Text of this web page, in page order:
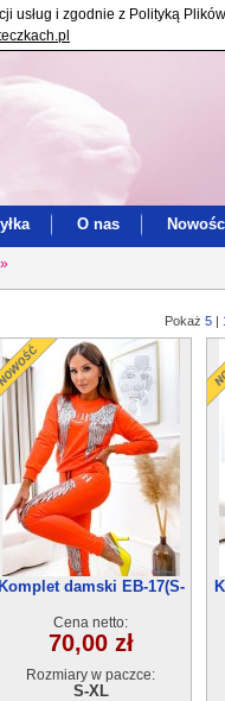
usług i zgodnie z Polityką
O nas
»
Pokaż 5 |
Komplet damski EB-17(S-
Cena netto:
70,00 zł
Rozmiary w paczce:
S-XL